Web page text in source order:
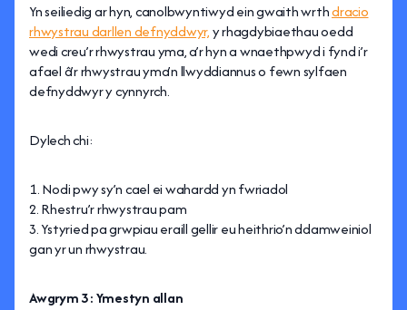
Yn seiliedig ar hyn, canolbwyntiwyd ein gwaith wrthdracio
rhwystrau darllen defnyddwyr,y rhagdybiaethau oedd
wedi creu’r rhwystrau yma, a’r hyn a wnaethpwyd i fynd i’r
afael â’r rhwystrau yma’n llwyddiannus o fewn sylfaen
defnyddwyr y cynnyrch.
Dylech chi:
Nodi pwy sy’n cael ei wahardd yn fwriadol
Rhestru’r rhwystrau pam
Ystyried pa grwpiau eraill gellir eu heithrio’n ddamweiniol
gan yr un rhwystrau.
Awgrym 3: Ymestyn allan